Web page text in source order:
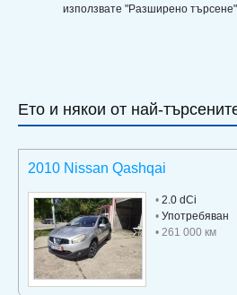
използвате "Разширено
Ето и някои от най-
2010 Nissan Qashqai
• 2.0 dCi
• Употребяван
• 261 000 км